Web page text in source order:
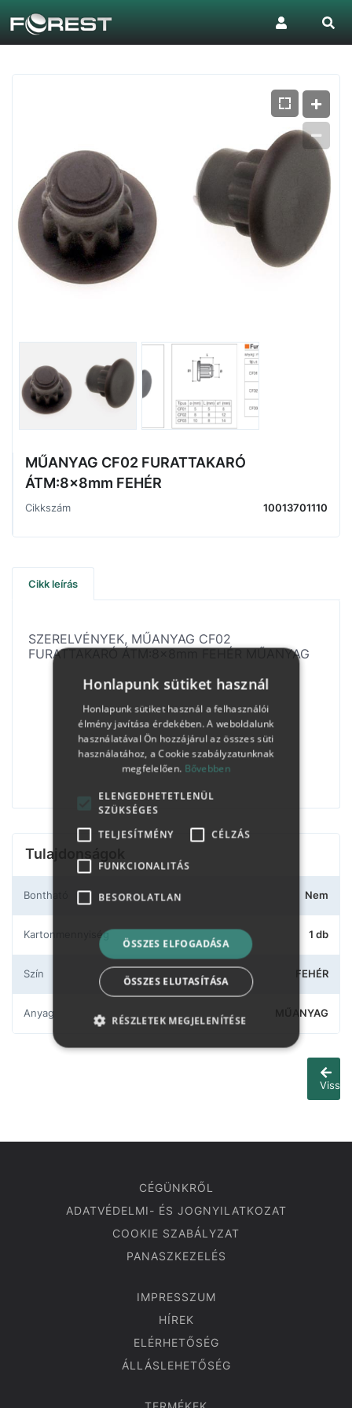
MŰANYAG CF02 FURATTAKARÓ
ÁTM:8x8mm FEHÉR
Cikkszám 10013701110
Cikk leírás
SZERELVÉNYEK, MŰANYAG CF02
FURATTAKARÓ ÁTM:8x8mm FEHÉR MŰANYAG
Tulajdonságok
Bontható Nem
Kartonmennyiség 1 db
Szín FEHÉR
Anyag MŰANYAG
Vissza
CÉGÜNKRŐL
ADATVÉDELMI- ÉS JOGNYILATKOZAT
COOKIE SZABÁLYZAT
PANASZKEZELÉS
IMPRESSZUM
HÍREK
ELÉRHETŐSÉG
ÁLLÁSLEHETŐSÉG
Honlapunk sütiket használ
Honlapunk sütiket használ a felhasználói
élmény javítása érdekében. A weboldalunk
használatával Ön hozzájárul az összes süti
használatához, a Cookie szabályzatunknak
megfelelően. Bővebben
ELENGEDHETETLENÜL
SZÜKSÉGES
TELJESÍTMÉNY
CÉLZÁS
FUNKCIONALITÁS
BESOROLATLAN
ÖSSZES ELFOGADÁSA
ÖSSZES ELUTASÍTÁSA
RÉSZLETEK MEGJELENÍTÉSE